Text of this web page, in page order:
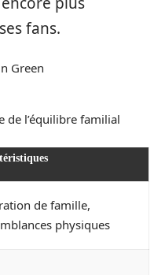
fans.
Green
de l’équilibre familial
de famille,
physiques